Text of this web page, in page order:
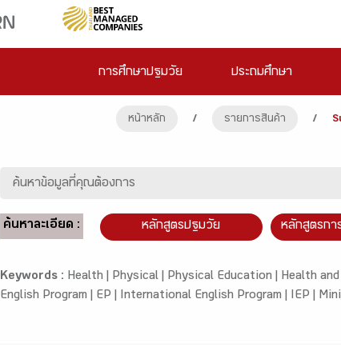
การศึกษาปฐมวัย ประถมศึกษา
หน้าหลัก / รายการสินค้า /
ค้นหาละเอียด : หลักสูตรปฐมวัย หลักสูตรกา
Keywords : Health | Physical | Physical Education | Health
English Program | EP | International English Program | IEP |